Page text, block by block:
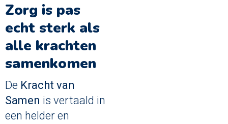
Zorg is pas
echt sterk als
alle krachten
samenkomen
De Kracht van
Samen is vertaald in
een helder en